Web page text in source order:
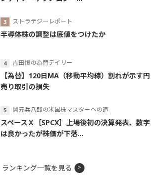
ストラテジーレポート
半導体株の調整は底値をつけたか
吉田恒の為替デイリー
【為替】120日MA（移動平均線）割れが示す円
売り取引の損失
岡元兵八郎の米国株マスターへの道
スペースＸ［SPCX］上場後初の決算発表、数字
は良かったが株価が下落...
ランキング一覧を見る